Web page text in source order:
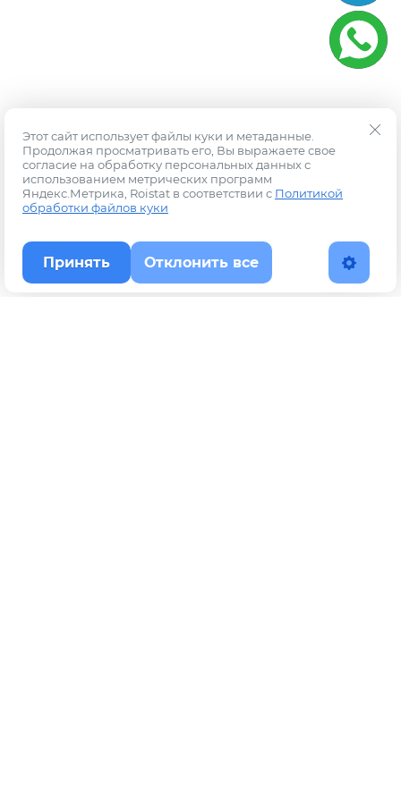
Этот сайт использует файлы куки и метаданные.
Продолжая просматривать его, Вы выражаете свое
согласие на обработку персональных данных с
использованием метрических программ
Яндекс.Метрика, Roistat в соответствии с Политикой
обработки файлов куки
Принять Отклонить все